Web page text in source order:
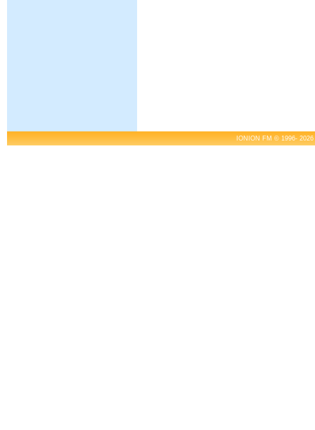
IONION FM © 1996-